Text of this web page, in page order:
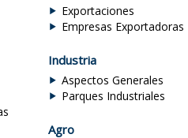
Exportaciones
Empresas Exportadoras
Industria
Aspectos Generales
Parques Industriales
Agro